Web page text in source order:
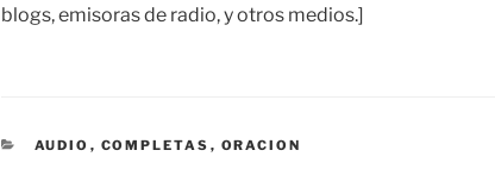
blogs, emisoras de radio, y otros medios.]
CATEGORÍAS
AUDIO , COMPLETAS , ORACION